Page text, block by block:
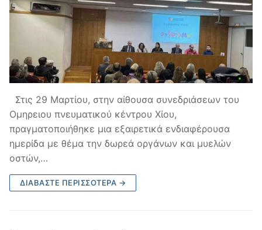
Στις 29 Μαρτίου, στην αίθουσα συνεδριάσεων του
Ομηρειου πνευματικού κέντρου Χίου,
πραγματοποιήθηκε μια εξαιρετικά ενδιαφέρουσα
ημερίδα με θέμα την δωρεά οργάνων και μυελών
οστών,…
ΔΙΑΒΆΣΤΕ ΠΕΡΙΣΣΌΤΕΡΑ →